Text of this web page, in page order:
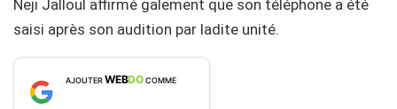
Neji Jalloul affirmé galement que son téléphone a été
saisi après son audition par ladite unité.
AJOUTERWEBDOCOMME